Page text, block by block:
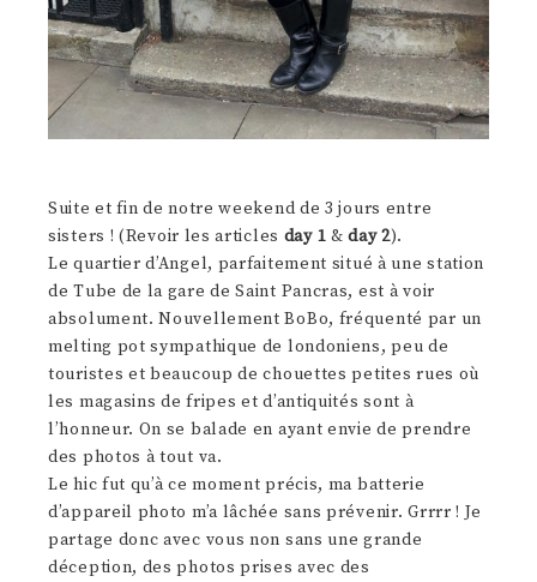
Suite et fin de notre weekend de 3 jours entre
sisters ! (Revoir les articles day 1 &day 2).
Le quartier d’Angel, parfaitement situé à une station
de Tube de la gare de Saint Pancras, est à voir
absolument. Nouvellement BoBo, fréquenté par un
melting pot sympathique de londoniens, peu de
touristes et beaucoup de chouettes petites rues où
les magasins de fripes et d’antiquités sont à
l’honneur. On se balade en ayant envie de prendre
des photos à tout va.
Le hic fut qu’à ce moment précis, ma batterie
d’appareil photo m’a lâchée sans prévenir. Grrrr ! Je
partage donc avec vous non sans une grande
déception, des photos prises avec des